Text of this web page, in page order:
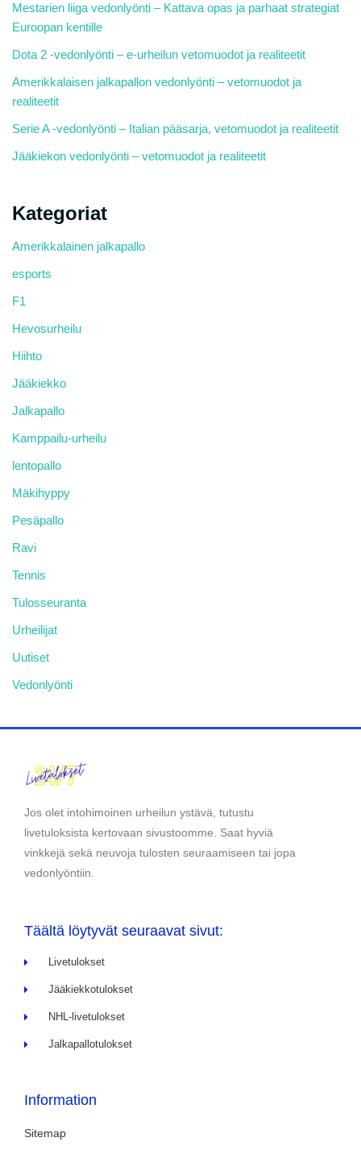
Mestarien liiga vedonlyönti – Kattava opas ja parhaat strategiat
Euroopan kentille
Dota 2 -vedonlyönti – e-urheilun vetomuodot ja realiteetit
Amerikkalaisen jalkapallon vedonlyönti – vetomuodot ja
realiteetit
Serie A -vedonlyönti – Italian pääsarja, vetomuodot ja realiteetit
Jääkiekon vedonlyönti – vetomuodot ja realiteetit
Kategoriat
Amerikkalainen jalkapallo
esports
F1
Hevosurheilu
Hiihto
Jääkiekko
Jalkapallo
Kamppailu-urheilu
lentopallo
Mäkihyppy
Pesäpallo
Ravi
Tennis
Tulosseuranta
Urheilijat
Uutiset
Vedonlyönti
Jos olet intohimoinen urheilun ystävä, tutustu
livetuloksista kertovaan sivustoomme. Saat hyviä
vinkkejä sekä neuvoja tulosten seuraamiseen tai jopa
vedonlyöntiin.
Täältä löytyvät seuraavat sivut:
Livetulokset
Jääkiekkotulokset
NHL-livetulokset
Jalkapallotulokset
Information
Sitemap